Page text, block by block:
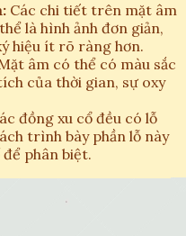
Các chi tiết trên mặt âm
là hình ảnh đơn giản,
hiệu ít rõ ràng hơn.
âm có thể có màu sắc
của thời gian, sự oxy
đồng xu cổ đều có lỗ
trình bày phần lỗ này
phân biệt.